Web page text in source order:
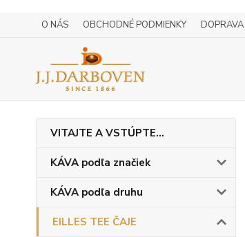
O NÁS OBCHODNÉ PODMIENKY
VITAJTE A VSTÚPTE...
KÁVA podľa značiek
KÁVA podľa druhu
EILLES TEE ČAJE